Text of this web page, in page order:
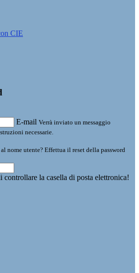
CIE
E-mail Verrà inviato un messaggio
necessarie.
nome utente? Effettua il reset della password
controllare la casella di posta elettronica!